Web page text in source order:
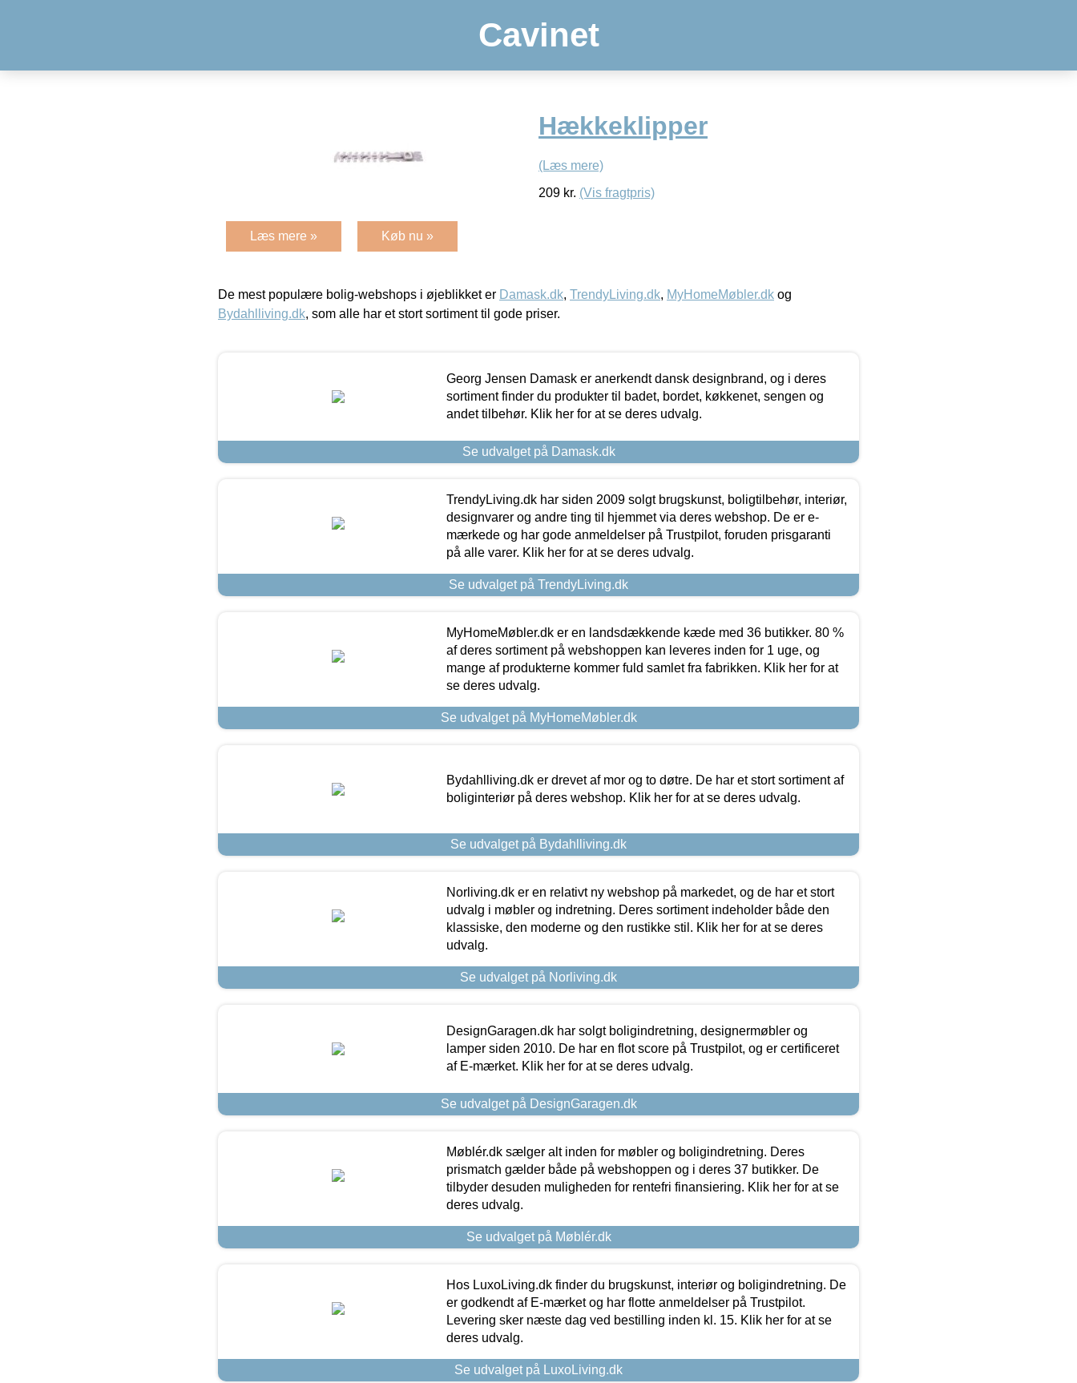
Cavinet
Hækkeklipper
(Læs mere)
209 kr. (Vis fragtpris)
Læs mere » Køb nu »
De mest populære bolig-webshops i øjeblikket er Damask.dk, TrendyLiving.dk, MyHomeMøbler.dk og
Bydahlliving.dk, som alle har et stort sortiment til gode priser.
Georg Jensen Damask er anerkendt dansk designbrand, og i deres
sortiment finder du produkter til badet, bordet, køkkenet, sengen og
andet tilbehør. Klik her for at se deres udvalg.
Se udvalget på Damask.dk
TrendyLiving.dk har siden 2009 solgt brugskunst, boligtilbehør, interiør,
designvarer og andre ting til hjemmet via deres webshop. De er e-
mærkede og har gode anmeldelser på Trustpilot, foruden prisgaranti
på alle varer. Klik her for at se deres udvalg.
Se udvalget på TrendyLiving.dk
MyHomeMøbler.dk er en landsdækkende kæde med 36 butikker. 80 %
af deres sortiment på webshoppen kan leveres inden for 1 uge, og
mange af produkterne kommer fuld samlet fra fabrikken. Klik her for at
se deres udvalg.
Se udvalget på MyHomeMøbler.dk
Bydahlliving.dk er drevet af mor og to døtre. De har et stort sortiment af
boliginteriør på deres webshop. Klik her for at se deres udvalg.
Se udvalget på Bydahlliving.dk
Norliving.dk er en relativt ny webshop på markedet, og de har et stort
udvalg i møbler og indretning. Deres sortiment indeholder både den
klassiske, den moderne og den rustikke stil. Klik her for at se deres
udvalg.
Se udvalget på Norliving.dk
DesignGaragen.dk har solgt boligindretning, designermøbler og
lamper siden 2010. De har en flot score på Trustpilot, og er certificeret
af E-mærket. Klik her for at se deres udvalg.
Se udvalget på DesignGaragen.dk
Møblér.dk sælger alt inden for møbler og boligindretning. Deres
prismatch gælder både på webshoppen og i deres 37 butikker. De
tilbyder desuden muligheden for rentefri finansiering. Klik her for at se
deres udvalg.
Se udvalget på Møblér.dk
Hos LuxoLiving.dk finder du brugskunst, interiør og boligindretning. De
er godkendt af E-mærket og har flotte anmeldelser på Trustpilot.
Levering sker næste dag ved bestilling inden kl. 15. Klik her for at se
deres udvalg.
Se udvalget på LuxoLiving.dk